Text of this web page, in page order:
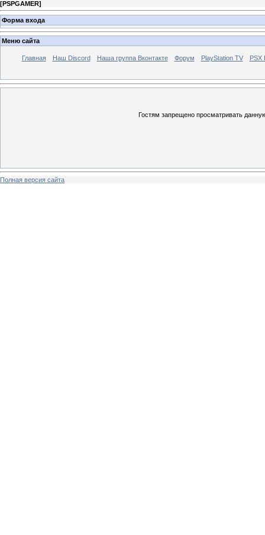
[PSPGAMER]
Форма входа
Меню сайта
Главная Наш Discord Наша группа Вконтакте Форум PlayStation TV PSX
Гостям запрещено просматривать
Полная версия сайта